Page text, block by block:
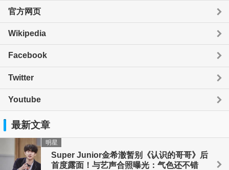
官方网页
Wikipedia
Facebook
Twitter
Youtube
最新文章
Super Junior金希澈暂别《认识的哥哥》后
首度露面！与艺声合照曝光：气色还不错
明星